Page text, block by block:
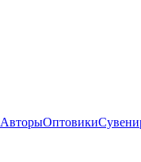
АвторыОптовики